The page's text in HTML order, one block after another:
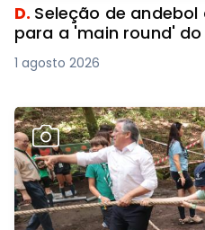
D. Seleção de
para a 'main round' do
1 agosto 2026